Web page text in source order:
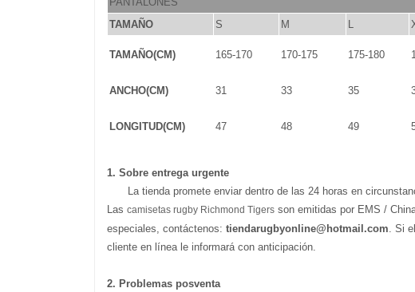
TAMAÑO
S M L
TAMAÑO(CM) 165-170 170-175 175-180
ANCHO(CM) 31 33 35
LONGITUD(CM) 47 48 49
1. Sobre entrega urgente
La tienda promete enviar dentro de las 24 horas en
Las camisetas rugby Richmond Tigers son emitidas por EMS /
especiales, contáctenos: tiendarugbyonline@hotmail.com. Si
cliente en línea le informará con anticipación.
2. Problemas posventa